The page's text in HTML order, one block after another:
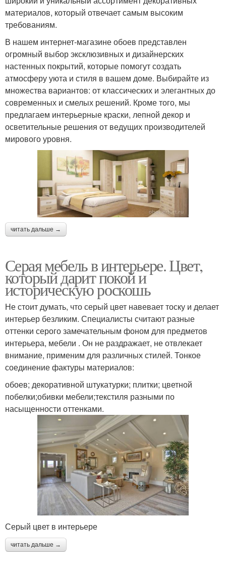
материалов, который отвечает самым высоким
требованиям.
В нашем интернет-магазине обоев представлен
огромный выбор эксклюзивных и дизайнерских
настенных покрытий, которые помогут создать
атмосферу уюта и стиля в вашем доме. Выбирайте из
множества вариантов: от классических и элегантных до
современных и смелых решений. Кроме того, мы
предлагаем интерьерные краски, лепной декор и
осветительные решения от ведущих производителей
мирового уровня.
читать дальше →
Серая мебель в интерьере. Цвет,
который дарит покой и
историческую роскошь
Не стоит думать, что серый цвет навевает тоску и делает
интерьер безликим. Специалисты считают разные
оттенки серого замечательным фоном для предметов
интерьера, мебели . Он не раздражает, не отвлекает
внимание, применим для различных стилей. Тонкое
соединение фактуры материалов:
обоев; декоративной штукатурки; плитки; цветной
побелки;обивки мебели;текстиля разными по
насыщенности оттенками.
Серый цвет в интерьере
читать дальше →